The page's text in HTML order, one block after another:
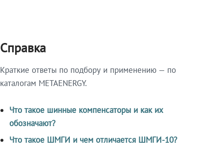
Справка
Краткие ответы по подбору и применению — по
каталогам METAENERGY.
Что такое шинные компенсаторы и как их
обозначают?
Что такое ШМГИ и чем отличается ШМГИ-10?